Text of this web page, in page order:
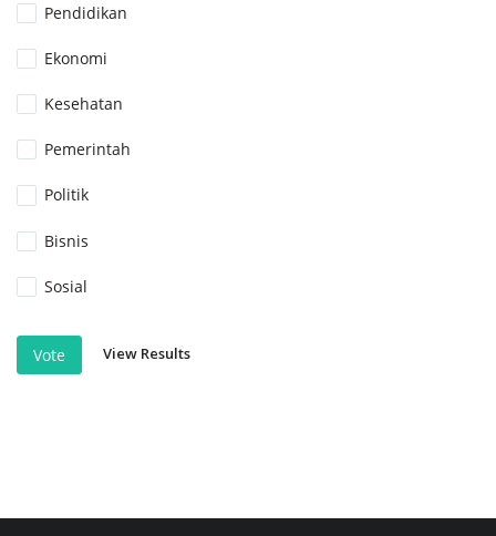
Pendidikan
Ekonomi
Kesehatan
Pemerintah
Politik
Bisnis
Sosial
Vote View Results